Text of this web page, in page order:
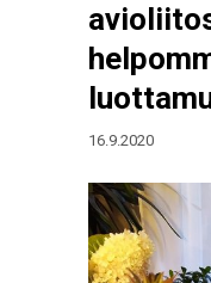
16.9.2020